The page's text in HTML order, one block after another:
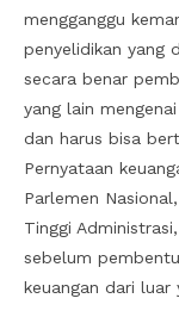
mengganggu
penyelidikan yang
secara benar
yang lain
dan harus bisa
Pernyataan
Parlemen
Tinggi
sebelum
keuangan dari luar